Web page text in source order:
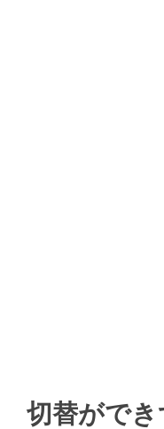
切替がで